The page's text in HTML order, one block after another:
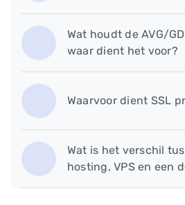
Wat houdt de AVG/
waar dient het voor?
Waarvoor dient SSL
Wat is het verschil
hosting, VPS en een